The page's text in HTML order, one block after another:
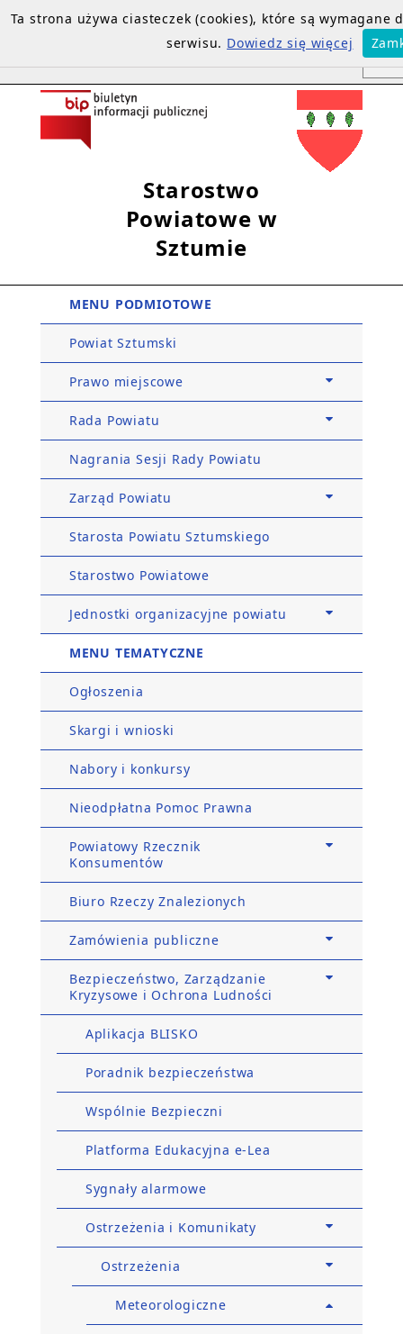
Starostwo
Powiatowe w
Sztumie
MENU PODMIOTOWE
Powiat Sztumski
Prawo miejscowe
Rada Powiatu
Nagrania Sesji Rady Powiatu
Zarząd Powiatu
Starosta Powiatu Sztumskiego
Starostwo Powiatowe
Jednostki organizacyjne powiatu
MENU TEMATYCZNE
Ogłoszenia
Skargi i wnioski
Nabory i konkursy
Nieodpłatna Pomoc Prawna
Powiatowy Rzecznik
Konsumentów
Biuro Rzeczy Znalezionych
Zamówienia publiczne
Bezpieczeństwo, Zarządzanie
Kryzysowe i Ochrona Ludności
Aplikacja BLISKO
Poradnik bezpieczeństwa
Wspólnie Bezpieczni
Platforma Edukacyjna e-Lea
Sygnały alarmowe
Ostrzeżenia i Komunikaty
Ostrzeżenia
Meteorologiczne
Ta strona używa ciasteczek (cookies), które są wymagane
serwisu. Dowiedz się więcej